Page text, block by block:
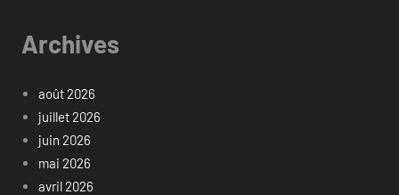
Archives
août 2026
juillet 2026
juin 2026
mai 2026
avril 2026